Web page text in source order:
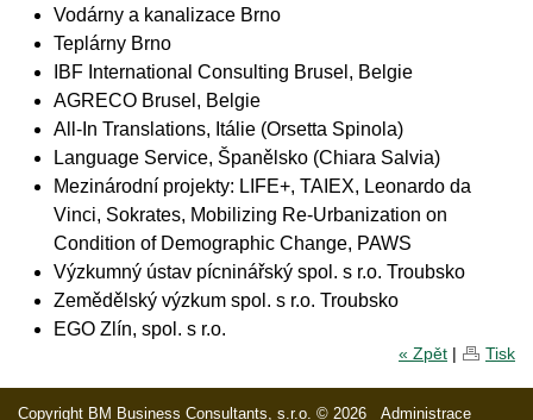
Vodárny a kanalizace Brno
Teplárny Brno
IBF International Consulting Brusel, Belgie
AGRECO Brusel, Belgie
All-In Translations, Itálie (Orsetta Spinola)
Language Service, Španělsko (Chiara Salvia)
Mezinárodní projekty: LIFE+, TAIEX, Leonardo da
Vinci, Sokrates, Mobilizing Re-Urbanization on
Condition of Demographic Change, PAWS
Výzkumný ústav pícninářský spol. s r.o. Troubsko
Zemědělský výzkum spol. s r.o. Troubsko
EGO Zlín, spol. s r.o.
« Zpět | Tisk
Copyright BM Business Consultants, s.r.o. © 2026 Administrace